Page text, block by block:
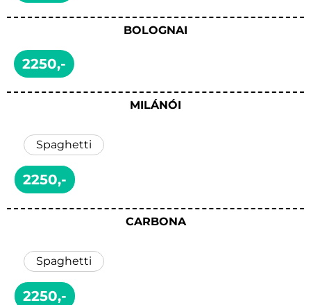
BOLOGNAI
2250,-
MILÁNÓI
Spaghetti
2250,-
CARBONA
Spaghetti
2250,-